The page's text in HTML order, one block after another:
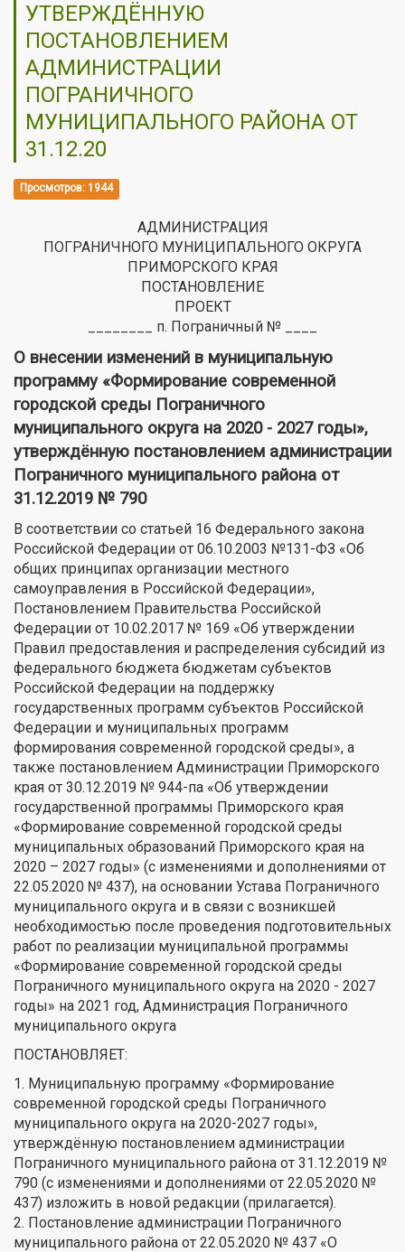
УТВЕРЖДЁННУЮ
ПОСТАНОВЛЕНИЕМ
АДМИНИСТРАЦИИ
ПОГРАНИЧНОГО
МУНИЦИПАЛЬНОГО РАЙОНА ОТ
31.12.20
Просмотров: 1944
АДМИНИСТРАЦИЯ
ПОГРАНИЧНОГО МУНИЦИПАЛЬНОГО ОКРУГА
ПРИМОРСКОГО КРАЯ
ПОСТАНОВЛЕНИЕ
ПРОЕКТ
________ п. Пограничный № ____
О внесении изменений в муниципальную
программу «Формирование современной
городской среды Пограничного
муниципального округа на 2020 - 2027 годы»,
утверждённую постановлением администрации
Пограничного муниципального района от
31.12.2019 № 790
В соответствии со статьей 16 Федерального закона
Российской Федерации от 06.10.2003 №131-ФЗ «Об
общих принципах организации местного
самоуправления в Российской Федерации»,
Постановлением Правительства Российской
Федерации от 10.02.2017 № 169 «Об утверждении
Правил предоставления и распределения субсидий из
федерального бюджета бюджетам субъектов
Российской Федерации на поддержку
государственных программ субъектов Российской
Федерации и муниципальных программ
формирования современной городской среды», а
также постановлением Администрации Приморского
края от 30.12.2019 № 944-па «Об утверждении
государственной программы Приморского края
«Формирование современной городской среды
муниципальных образований Приморского края на
2020 – 2027 годы» (с изменениями и дополнениями от
22.05.2020 № 437), на основании Устава Пограничного
муниципального округа и в связи с возникшей
необходимостью после проведения подготовительных
работ по реализации муниципальной программы
«Формирование современной городской среды
Пограничного муниципального округа на 2020 - 2027
годы» на 2021 год, Администрация Пограничного
муниципального округа
ПОСТАНОВЛЯЕТ:
1. Муниципальную программу «Формирование
современной городской среды Пограничного
муниципального округа на 2020-2027 годы»,
утверждённую постановлением администрации
Пограничного муниципального района от 31.12.2019 №
790 (с изменениями и дополнениями от 22.05.2020 №
437) изложить в новой редакции (прилагается).
2. Постановление администрации Пограничного
муниципального района от 22.05.2020 № 437 «О